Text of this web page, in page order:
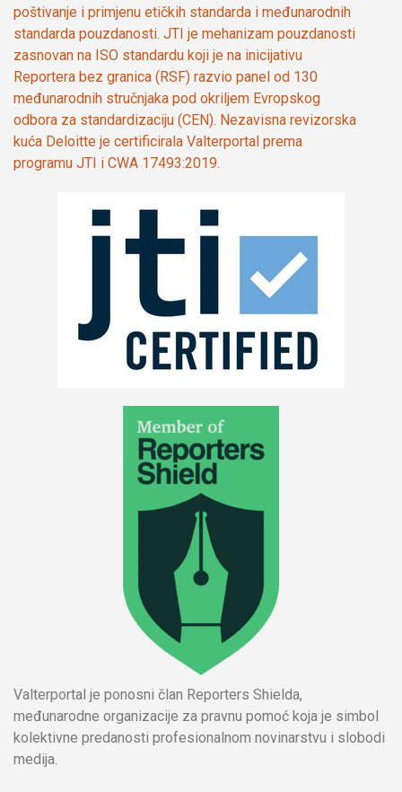
poštivanje i primjenu etičkih standarda i međunarodnih
standarda pouzdanosti. JTI je mehanizam pouzdanosti
zasnovan na ISO standardu koji je na inicijativu
Reportera bez granica (RSF) razvio panel od 130
međunarodnih stručnjaka pod okriljem Evropskog
odbora za standardizaciju (CEN). Nezavisna revizorska
kuća Deloitte je certificirala Valterportal prema
programu JTI i CWA 17493:2019.
Valterportal je ponosni član Reporters Shielda,
međunarodne organizacije za pravnu pomoć koja je simbol
kolektivne predanosti profesionalnom novinarstvu i slobodi
medija.